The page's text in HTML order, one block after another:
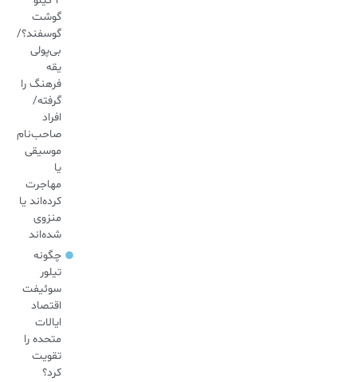
گوشت
گوسفند؟/
بی‌پولی
یقه
فرهنگ را
گرفته/
افراد
صاحب‌نام
موسیقی
یا
مهاجرت
کرده‌اند یا
منزوی
شده‌اند
چگونه
تیلور
سوئیفت
اقتصاد
ایالات
متحده را
تقویت
کرد؟